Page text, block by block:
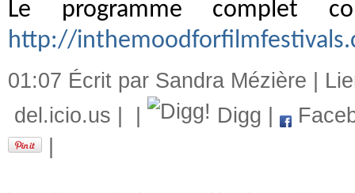
Le programme complet
http://
01:07 Écrit par Sandra Mézière |
del.icio.us
Digg